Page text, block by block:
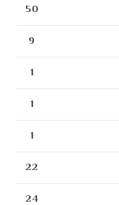
50
9
1
1
1
22
24